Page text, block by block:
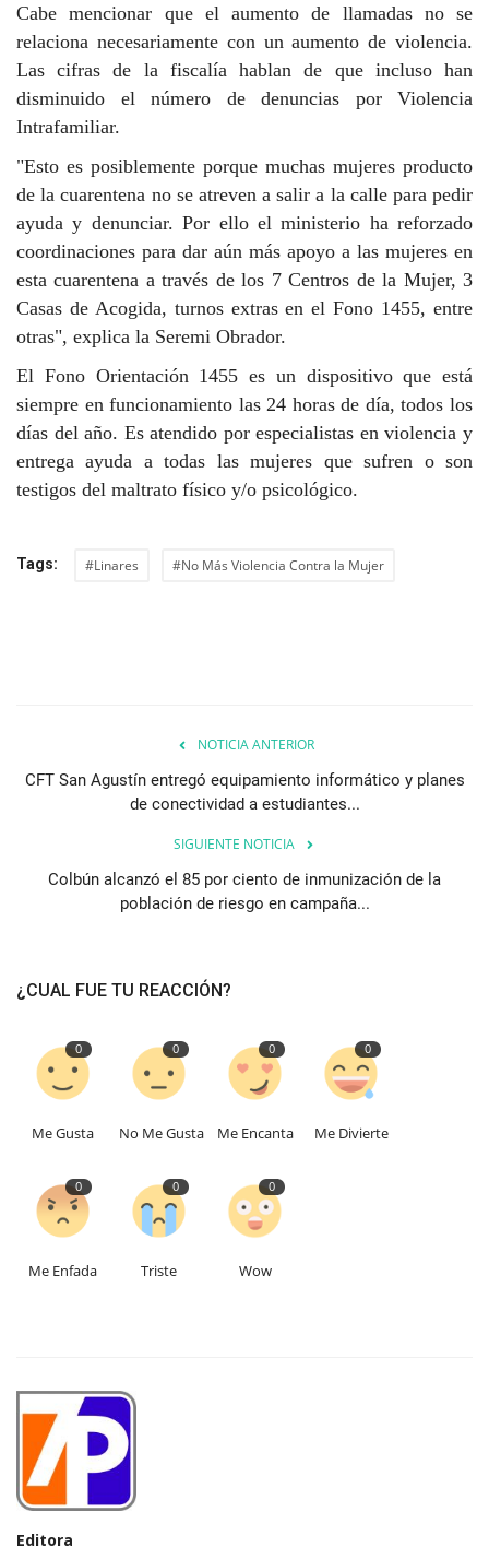
Cabe mencionar que el aumento de llamadas no se
relaciona necesariamente con un aumento de violencia.
Las cifras de la fiscalía hablan de que incluso han
disminuido el número de denuncias por Violencia
Intrafamiliar.
"Esto es posiblemente porque muchas mujeres producto
de la cuarentena no se atreven a salir a la calle para pedir
ayuda y denunciar. Por ello el ministerio ha reforzado
coordinaciones para dar aún más apoyo a las mujeres en
esta cuarentena a través de los 7 Centros de la Mujer, 3
Casas de Acogida, turnos extras en el Fono 1455, entre
otras", explica la Seremi Obrador.
El Fono Orientación 1455 es un dispositivo que está
siempre en funcionamiento las 24 horas de día, todos los
días del año. Es atendido por especialistas en violencia y
entrega ayuda a todas las mujeres que sufren o son
testigos del maltrato físico y/o psicológico.
Tags: #Linares #No Más Violencia Contra la Mujer
NOTICIA ANTERIOR
CFT San Agustín entregó equipamiento informático y planes
de conectividad a estudiantes...
SIGUIENTE NOTICIA
Colbún alcanzó el 85 por ciento de inmunización de la
población de riesgo en campaña...
¿CUAL FUE TU REACCIÓN?
0
Me Gusta
0
No Me Gusta
0
Me Encanta
0
Me Divierte
0
Me Enfada
0
Triste
0
Wow
Editora